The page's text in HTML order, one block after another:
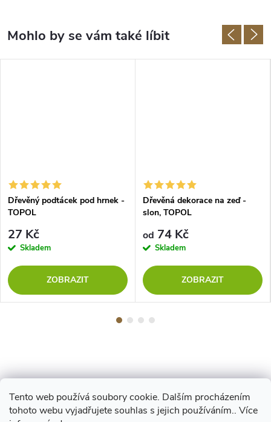
Tento web používá soubory cookie. Dalším procházením
tohoto webu vyjadřujete souhlas s jejich používáním.. Více
Dřevěný podtácek pod hrnek -
TOPOL
27 Kč
Skladem
ZOBRAZIT
Dřevěná dekorace na zeď -
slon, TOPOL
od 74 Kč
Skladem
ZOBRAZIT
Z